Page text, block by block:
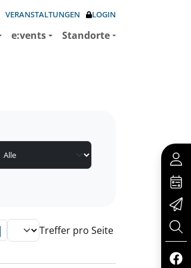
VERANSTALTUNGEN LOGIN
e:vents Standorte
Letzte SeiteTreffer pro Seite